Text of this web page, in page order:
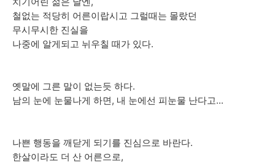
철없는 적당히 어른이랍시고 그럴때는 몰랐던
무시무시한 진실을
나중에 알게되고 뉘우칠 때가 있다.
옛말에 그른 말이 없는듯 하다.
남의 눈에 눈물나게 하면, 내 눈에선 피눈물 난다고...
나쁜 행동을 깨닫게 되기를 진심으로 바란다.
한살이라도 더 산 어른으로,